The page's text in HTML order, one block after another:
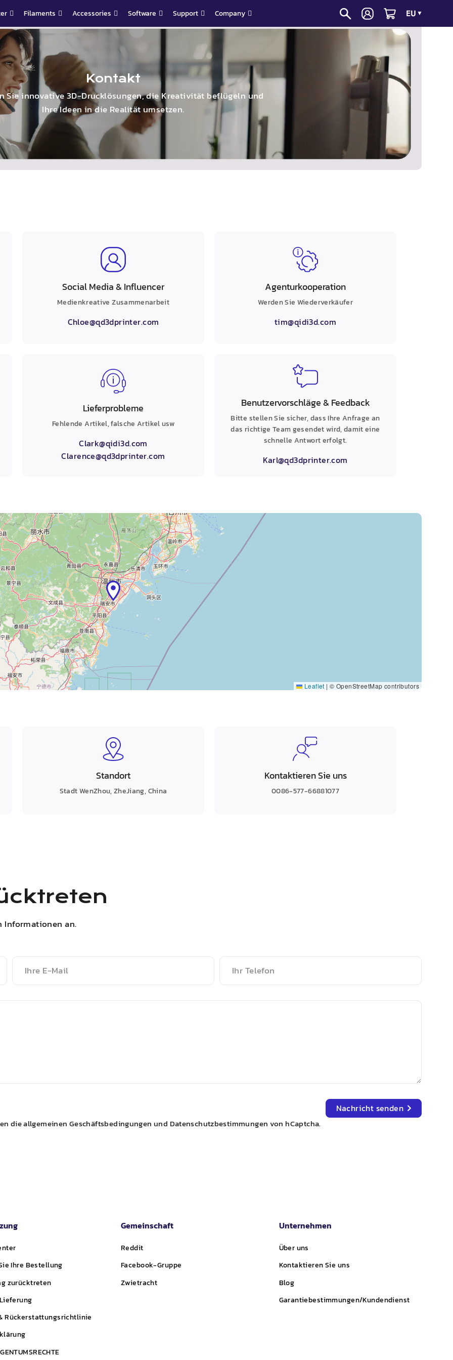
Filaments Accessories Software Support Company EU ▼
Kontakt
Sie innovative 3D-Drucklösungen, die Kreativität beflügeln und
Ihre Ideen in die Realität umsetzen.
Social Media & Influencer
Medienkreative Zusammenarbeit
Chloe@qd3dprinter.com
Agenturkooperation
Werden Sie Wiederverkäufer
tim@qidi3d.com
Lieferprobleme
Fehlende Artikel, falsche Artikel usw
Clark@qidi3d.com
Clarence@qd3dprinter.com
Benutzervorschläge & Feedback
Bitte stellen Sie sicher, dass Ihre Anfrage an
das richtige Team gesendet wird, damit eine
schnelle Antwort erfolgt.
Karl@qd3dprinter.com
Leaflet | © OpenStreetMap contributors
Standort
Stadt WenZhou, ZheJiang,China
Kontaktieren Sie uns
0086-577-66881077
Informationen an.
Ihre
Ihr
Telefon
Nachricht senden
dieallgemeinen Geschäftsbedingungen und Datenschutzbestimmungen von hCaptcha.
Ihre Bestellung
zurücktreten
Rückerstattungsrichtlinie
Gemeinschaft
Reddit
Facebook-Gruppe
Zwietracht
Unternehmen
Über uns
Kontaktieren Sie uns
Blog
Garantiebestimmungen/Kundendienst